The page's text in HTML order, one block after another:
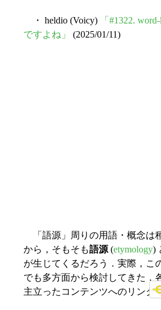
・ heldio (Voicy)
「#1322.
ですよね」
(2025/01/11)
「語源」周りの用語・概念は
から，そもそも語源(etymology)
が生じてくるだろう．実際，こ
でも多方面から検討してきた．
主立ったコンテンツへのリンク